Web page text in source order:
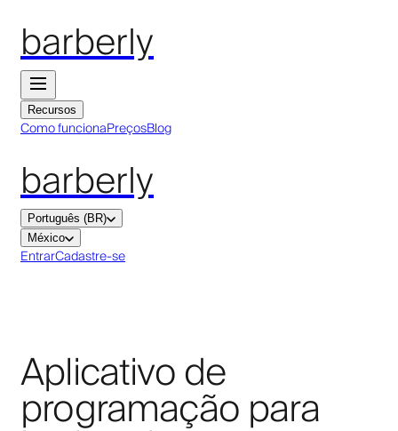
barberly
Recursos
Como funcionaPreçosBlog
barberly
Português (BR)
México
EntrarCadastre-se
Aplicativo de
programação para